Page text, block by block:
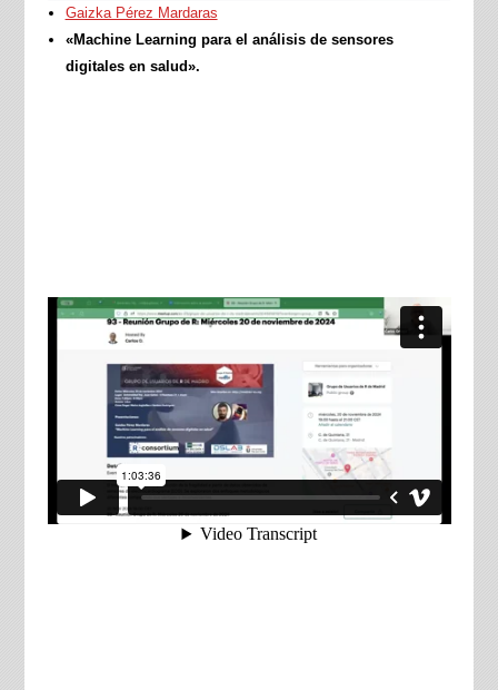
Gaizka Pérez Mardaras
«Machine Learning para el análisis de sensores
digitales en salud».